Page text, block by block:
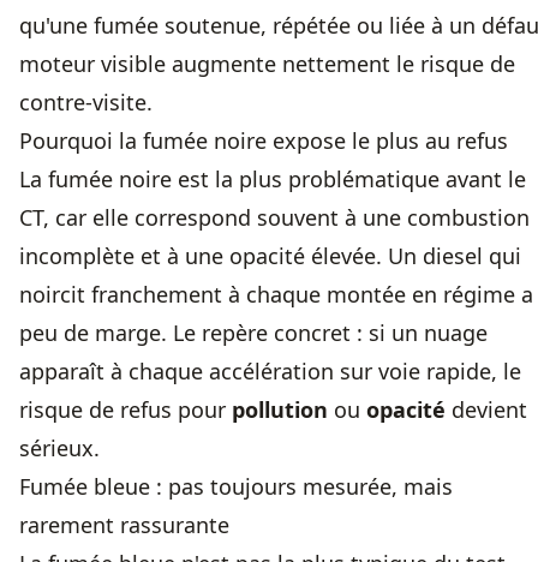
qu'une fumée soutenue, répétée ou liée à un
moteur visible augmente nettement le risque de
contre-visite.
Pourquoi la fumée noire expose le plus au refus
La fumée noire est la plus problématique avant le
CT, car elle correspond souvent à une combustion
incomplète et à une opacité élevée. Un diesel qui
noircit franchement à chaque montée en régime a
peu de marge. Le repère concret : si un nuage
apparaît à chaque accélération sur voie rapide, le
risque de refus pour pollution ou opacité devient
sérieux.
Fumée bleue : pas toujours mesurée, mais
rarement rassurante